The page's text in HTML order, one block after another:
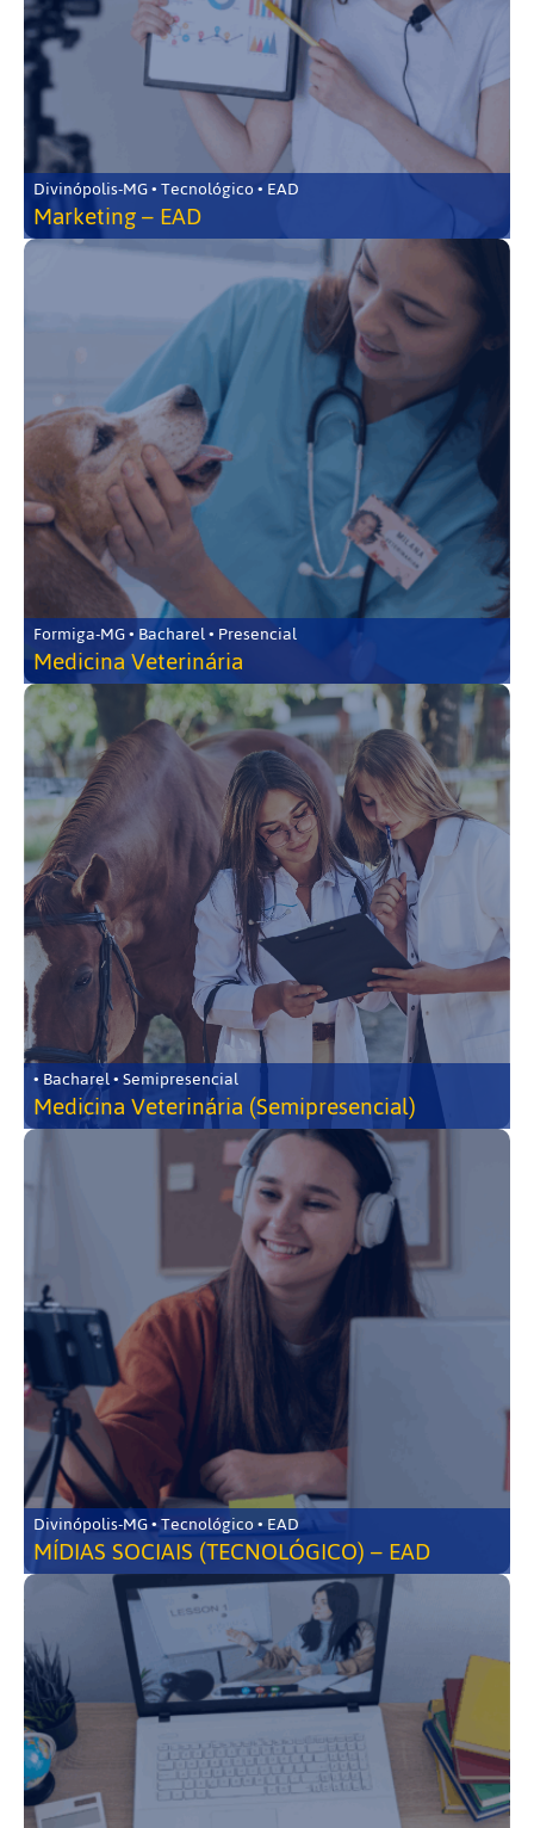
Divinópolis-MG • Tecnológico • EAD
Marketing – EAD
Formiga-MG • Bacharel • Presencial
Medicina Veterinária
• Bacharel • Semipresencial
Medicina Veterinária (Semipresencial)
Divinópolis-MG • Tecnológico • EAD
MÍDIAS SOCIAIS (TECNOLÓGICO) – EAD